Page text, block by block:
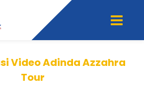
Video Adinda Azzahra
Tour